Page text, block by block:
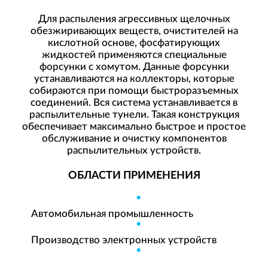
Для распыления агрессивных щелочных
обезжиривающих веществ, очистителей на
кислотной основе, фосфатирующих
жидкостей применяются специальные
форсунки с хомутом. Данные форсунки
устанавливаются на коллекторы, которые
собираются при помощи быстроразъемных
соединений. Вся система устанавливается в
распылительные тунели. Такая конструкция
обеспечивает максимально быстрое и простое
обслуживание и очистку компонентов
распылительных устройств.
ОБЛАСТИ ПРИМЕНЕНИЯ
Автомобильная промышленность
Производство электронных устройств